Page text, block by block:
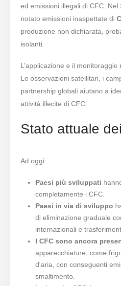
ed emissioni illegali di CFC.
notato emissioni inaspettate di
produzione non dichiarata,
isolanti.
L’applicazione e il
Le osservazioni satellitari, i
partnership globali aiutano a
attività illecite di CFC.
Stato attuale
Ad oggi:
Paesi più sviluppati
completamente i CFC.
Paesi in via di sviluppo
di eliminazione graduale
internazionali e
I CFC sono ancora
apparecchiature, come
d'aria, con conseguenti
smaltimento.